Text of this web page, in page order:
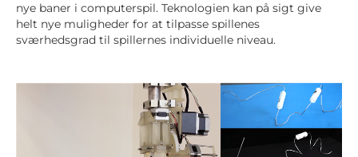
nye baner i computerspil. Teknologien kan på sigt give
helt nye muligheder for at tilpasse spillenes
sværhedsgrad til spillernes individuelle niveau.